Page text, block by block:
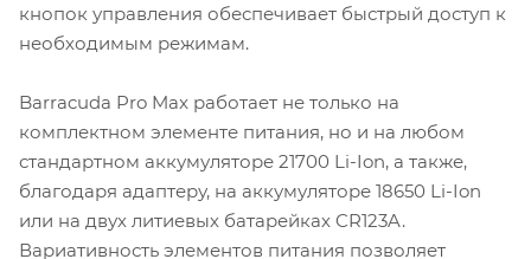
кнопок управления обеспечивает быстрый доступ к
необходимым режимам.
Barracuda Pro Max работает не только на
комплектном элементе питания, но и на любом
стандартном аккумуляторе 21700 Li-Ion, а также,
благодаря адаптеру, на аккумуляторе 18650 Li-Ion
или на двух литиевых батарейках CR123A.
Вариативность элементов питания позволяет